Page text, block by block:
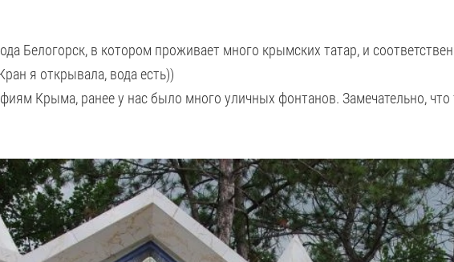
Белогорск, в котором проживает много крымских татар, и
я открывала, вода есть))
Крыма, ранее у нас было много уличных фонтанов. Замечательно,